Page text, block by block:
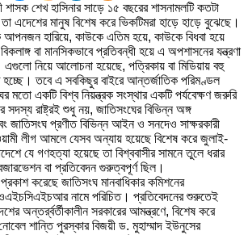
শাসক শেখ হাসিনার সাড়ে ১৫ বছরের শাসনামলটি কতটা
এদেশের মানুষ বিশেষ করে ভিকটিমরা হাড়ে হাড়ে বুঝেছে।
হারিয়ে, কাউকে এতিম হয়ে, কাউকে বিধবা হয়ে
বা মানসিকভাবে প্রতিবন্ধী হয়ে এ অপশাসনের যন্ত্রণা
নিয়ে আলোচনা হয়েছে, পত্রিকায় বা মিডিয়ায় বহু
হচ্ছে। তবে এ সবকিছুর বাইরে আন্তর্জাতিক পরিমণ্ডল
মতো একটি বিশ্ব নিয়ন্ত্রক সংস্থার একটি পর্যবেক্ষণ জরুরি
সদস্য রাষ্ট্রই শুধু নয়, জাতিসংঘের বিভিন্ন অঙ্গ
জাতিসংঘ প্রণীত বিভিন্ন আইন ও সনদেও সাক্ষরকারী
লীগ আমলে যেসব অন্যায় হয়েছে বিশেষ করে জুলাই-
যে গণহত্যা হয়েছে তা বিশ্ববাসীর সামনে তুলে ধরার
বা প্রতিবেদন গুরুত্বপূর্ণ ছিল।
করেছে জাতিসংঘ মানবাধিকার কমিশনের
নামে পরিচিত। প্রতিবেদনের শুরুতেই
অন্তর্র্বর্তীকালীন সরকারের আমন্ত্রণে, বিশেষ করে
শান্তি পুরস্কার বিজয়ী ড. মুহাম্মাদ ইউনুসের